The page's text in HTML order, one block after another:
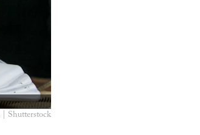
| Shutterstock